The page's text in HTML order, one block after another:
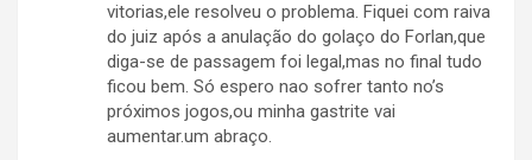
vitorias,ele resolveu o problema. Fiquei com raiva
do juiz após a anulação do golaço do Forlan,que
diga-se de passagem foi legal,mas no final tudo
ficou bem. Só espero nao sofrer tanto no’s
próximos jogos,ou minha gastrite vai
aumentar.um abraço.